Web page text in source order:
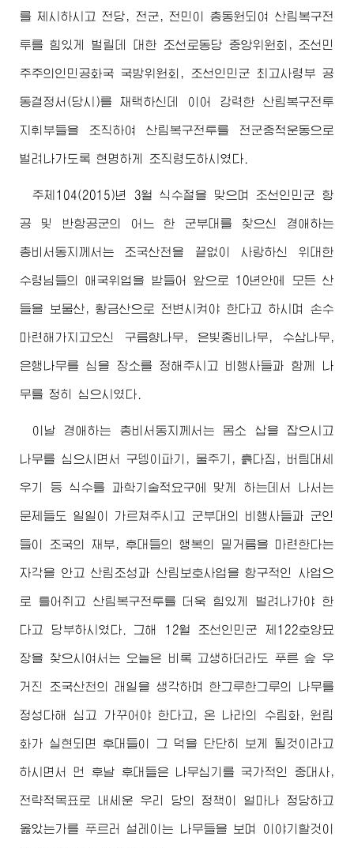
를 제시하시고 전당, 전군, 전민이 총동원되여 산림복구전
투를 힘있게 벌릴데 대한 조선로동당 중앙위원회, 조선민
주주의인민공화국 국방위원회, 조선인민군 최고 사령부 공
동결정서(당시)를 채택하신데 이어 강력한 산림복구전투
지휘부들을 조직하여 산림복구전투를 전군중적운동으로
벌려나가도록 현명하게 조직령도하시였다.
주체104(2015)년 3월 식수절을 맞으며 조선인민군 항
공 및 반항공군의 어느 한 군부대를 찾으신 경애하는
총비서동지 께서는 조국산천을 끝없이 사랑하신 위대한
수령님 들의 애국위업을 받들어 앞으로 10년안에 모든 산
들을 보물산, 황금산으로 전변시켜야 한다고 하시며 손수
마련해가지고오신 구름향나무, 은빛종비나무, 수삼나무,
은행나무를 심을 장소를 정해주시고 비행사들과 함께 나
무를 정히 심으시였다.
이날 경애하는 총비서동지 께서는 몸소 삽을 잡으시고
나무를 심으시면서 구뎅이파기, 물주기, 흙다짐, 버팀대세
우기 등 식수를 과학기술적요구에 맞게 하는데서 나서는
문제들도 일일이 가르쳐주시고 군부대의 비행사들과 군인
들이 조국의 재부, 후대들의 행복의 밑거름을 마련한다는
자각을 안고 산림조성과 산림보호사업을 항구적인 사업으
로 틀어쥐고 산림복구전투를 더욱 힘있게 벌려나가야 한
다고 당부하시였다. 그해 12월 조선인민군 제122호양묘
장을 찾으시여서는 오늘은 비록 고생하더라도 푸른 숲 우
거진 조국산천의 래일을 생각하며 한그루한그루의 나무를
정성다해 심고 가꾸어야 한다고, 온 나라의 수림화, 원림
화가 실현되면 후대들이 그 덕을 단단히 보게 될것이라고
하시면서 먼 후날 후대들은 나무심기를 국가적인 중대사,
전략적목표로 내세운 우리 당의 정책이 얼마나 정당하고
옳았는가를 푸르러 설레이는 나무들을 보며 이야기할것이